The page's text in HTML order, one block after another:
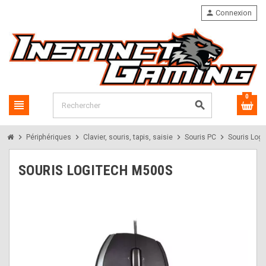
view_headline search
person Connexion
0
chevron_right Périphériques chevron_right Clavier, souris, tapis, saisie chevron_right Souris PC chevron_right Souris
SOURIS LOGITECH M500S